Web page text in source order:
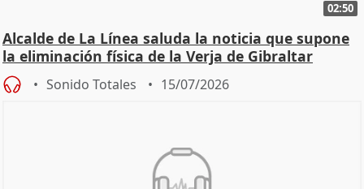
02:50
Alcalde de La Línea saluda la noticia que supone
la eliminación física de la Verja de Gibraltar
Sonido Totales 15/07/2026